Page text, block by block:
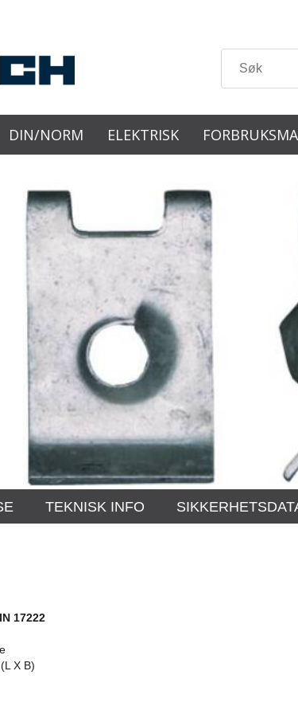
DIN/NORM ELEKTRISK
TEKNISK INFO
17222
X B)